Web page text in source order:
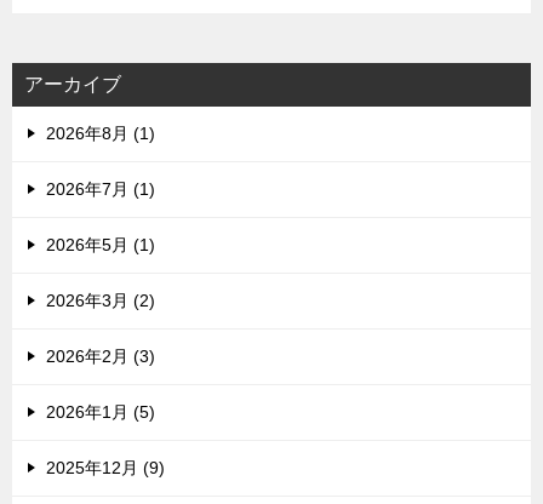
アーカイブ
2026年8月 (1)
2026年7月 (1)
2026年5月 (1)
2026年3月 (2)
2026年2月 (3)
2026年1月 (5)
2025年12月 (9)